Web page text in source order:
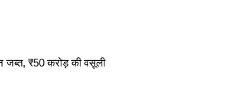
जब्त, ₹50 करोड़ की वसूली